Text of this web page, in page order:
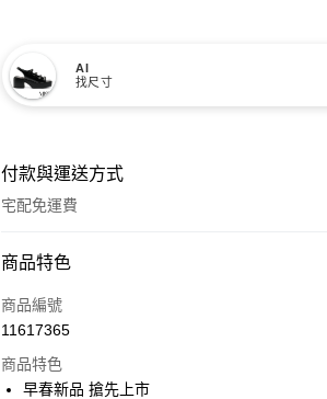
AI
找尺寸
付款與運送方式
宅配免運費
付款方式
信用卡一次付款
3 期 0 利率 每期
商品特色
商品編號
11617365
商品特色
早春新品 搶先上市